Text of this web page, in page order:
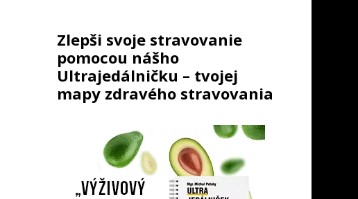
Zlepši svoje stravovanie
pomocou nášho
Ultrajedálničku – tvojej
mapy zdravého stravovania